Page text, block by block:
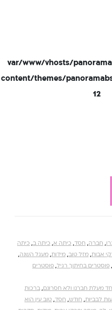
/var/www/vhosts/
content/themes/
12
, חברה, חסד, כיתה א, כיתה ב, כיתה
אבות, מזל טוב, מידות, מעגל השנה,
פוסטרים בחיתוך רגיל, פוסטרים
מעלת חברנו ולא חסרונם, ברכות
לבביות, חודש, חסד, טוב עין הוא